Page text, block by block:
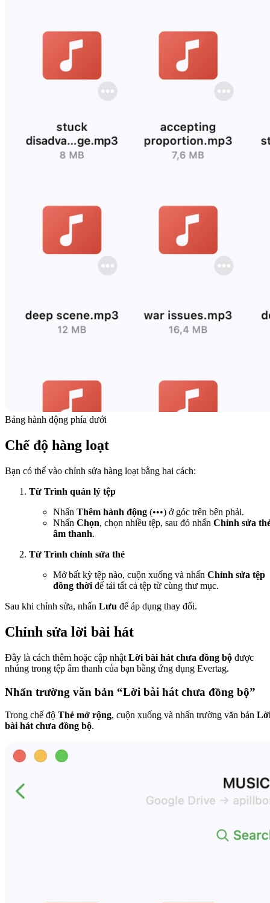
Bảng hành động phía dưới
Chế độ hàng loạt
Bạn có thể vào chỉnh sửa hàng loạt bằng hai cách:
Từ Trình quản lý tệp
Nhấn Thêm hành động (•••) ở góc trên bên phải.
Nhấn Chọn, chọn nhiều tệp, sau đó nhấn Chỉnh sửa
âm thanh.
Từ Trình chỉnh sửa thẻ
Mở bất kỳ tệp nào, cuộn xuống và nhấn Chỉnh sửa tệp
đồng thời để tải tất cả tệp từ cùng thư mục.
Sau khi chỉnh sửa, nhấn Lưu để áp dụng thay đổi.
Chỉnh sửa lời bài hát
Đây là cách thêm hoặc cập nhật Lời bài hát chưa đồng bộ được
nhúng trong tệp âm thanh của bạn bằng ứng dụng Evertag.
Nhấn trường văn bản “Lời bài hát chưa đồng bộ”
Trong chế độ Thẻ mở rộng, cuộn xuống và nhấn trường văn bản
bài hát chưa đồng bộ.